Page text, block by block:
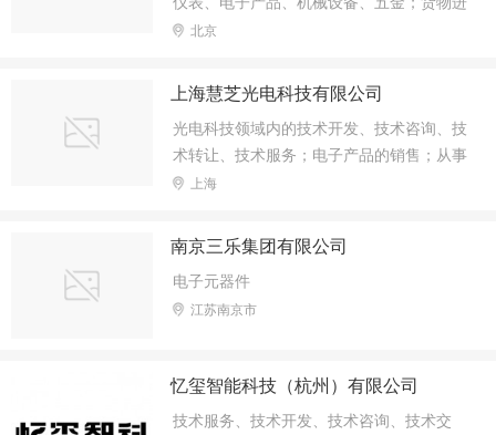
珠等。
出口（不含法律、法规规定需要审批的项
机械设备配件、五金配件。
北京
上海慧芝光电科技有限公司
光电科技领域内的技术开发、技术咨询、技
术转让、技术服务；电子产品的销售；从事
货物及技术的进出口业务；设计、制造、代
文设计、制造；景观设计。
上海
南京三乐集团有限公司
电子元器件
江苏南京市
忆玺智能科技（杭州）有限公司
技术服务、技术开发、技术咨询、技术交